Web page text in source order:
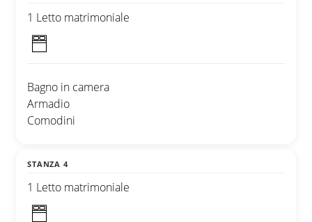
1 Letto matrimoniale
Bagno in camera
Armadio
Comodini
STANZA 4
1 Letto matrimoniale